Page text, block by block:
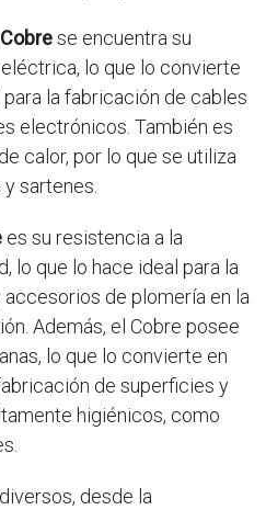
se encuentra su
lo que lo convierte
la fabricación de cables
electrónicos. También es
calor, por lo que se utiliza
sartenes.
es su resistencia a la
lo que lo hace ideal para la
de plomería en la
Además, el Cobre posee
lo que lo convierte en
de superficies y
higiénicos, como
desde la